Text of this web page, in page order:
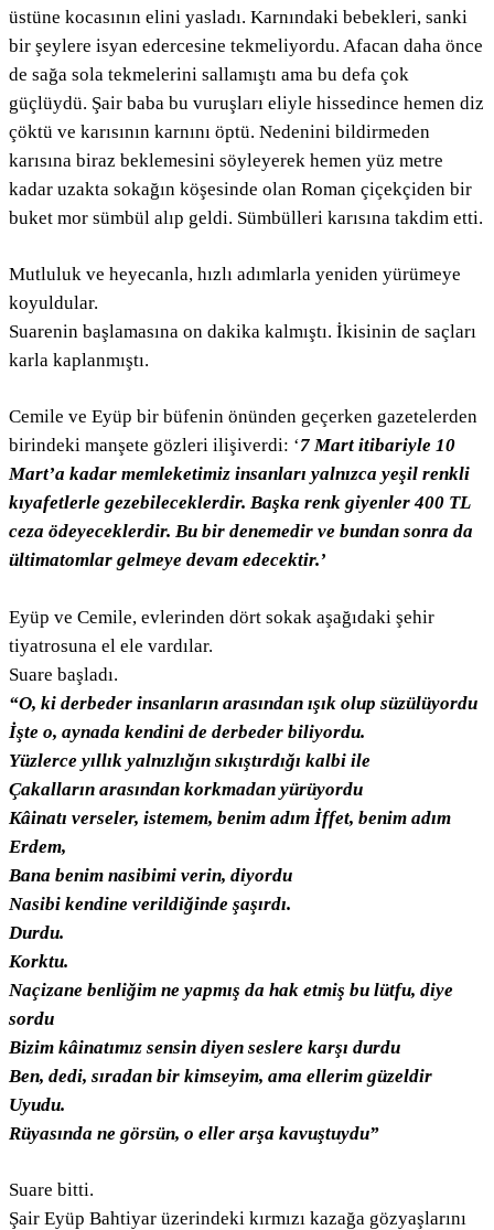
üstüne kocasının elini yasladı. Karnındaki bebekleri, sanki
bir şeylere isyan edercesine tekmeliyordu. Afacan daha önce
de sağa sola tekmelerini sallamıştı ama bu defa çok
güçlüydü. Şair baba bu vuruşları eliyle hissedince hemen diz
çöktü ve karısının karnını öptü. Nedenini bildirmeden
karısına biraz beklemesini söyleyerek hemen yüz metre
kadar uzakta sokağın köşesinde olan Roman çiçekçiden bir
buket mor sümbül alıp geldi. Sümbülleri karısına takdim etti.
Mutluluk ve heyecanla, hızlı adımlarla yeniden yürümeye
koyuldular.
Suarenin başlamasına on dakika kalmıştı. İkisinin de saçları
karla kaplanmıştı.
Cemile ve Eyüp bir büfenin önünden geçerken gazetelerden
birindeki manşete gözleri ilişiverdi: ‘7 Mart itibariyle 10
Mart’a kadar memleketimiz insanları yalnızca yeşil renkli
kıyafetlerle gezebileceklerdir. Başka renk giyenler 400 TL
ceza ödeyeceklerdir. Bu bir denemedir ve bundan sonra da
ültimatomlar gelmeye devam edecektir.’
Eyüp ve Cemile, evlerinden dört sokak aşağıdaki şehir
tiyatrosuna el ele vardılar.
Suare başladı.
“O, ki derbeder insanların arasından ışık olup süzülüyordu
İşte o, aynada kendini de derbeder biliyordu.
Yüzlerce yıllık yalnızlığın sıkıştırdığı kalbi ile
Çakalların arasından korkmadan yürüyordu
Kâinatı verseler, istemem, benim adım İffet, benim adım
Erdem,
Bana benim nasibimi verin, diyordu
Nasibi kendine verildiğinde şaşırdı.
Durdu.
Korktu.
Naçizane benliğim ne yapmış da hak etmiş bu lütfu, diye
sordu
Bizim kâinatımız sensin diyen seslere karşı durdu
Ben, dedi, sıradan bir kimseyim, ama ellerim güzeldir
Uyudu.
Rüyasında ne görsün, o eller arşa kavuştuydu”
Suare bitti.
Şair Eyüp Bahtiyar üzerindeki kırmızı kazağa gözyaşlarını